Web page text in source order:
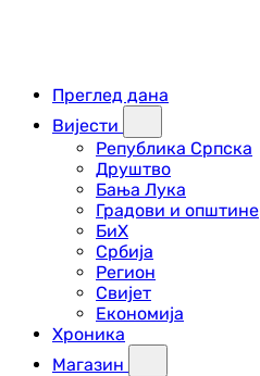
Преглед дана
Вијести
Република Српска
Друштво
Бања Лука
Градови и општине
БиХ
Србија
Регион
Свијет
Економија
Хроника
Магазин